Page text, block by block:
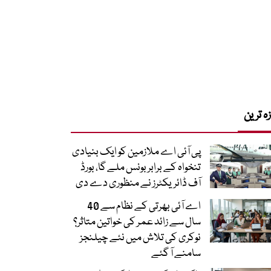
ترین
پی آئی اے ملازمین کو ایک بنیادی
تنخواہ کے برابر بونس ملے گا، بورڈ
آف ڈائریکٹرز نے منظوری دے دی
اے آئی بھرتی کے نظام سے 40
سال سے زائد عمر کی خواتین متاثر؟
نوکری کی تلاش میں نئے چیلنجز
سامنے آ گئے